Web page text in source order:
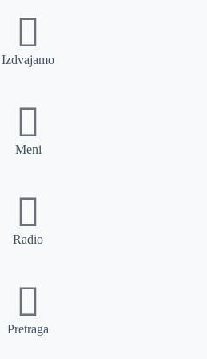
Izdvajamo
Meni
Radio
Pretraga